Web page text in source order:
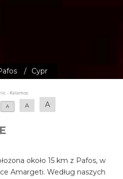
/ Cypr
- Kalamos
A
A A
około 15 km z Pafos, w
Amargeti. Według naszych